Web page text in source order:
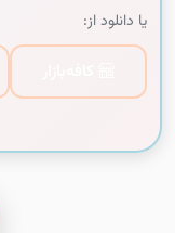
یا دانلود از: